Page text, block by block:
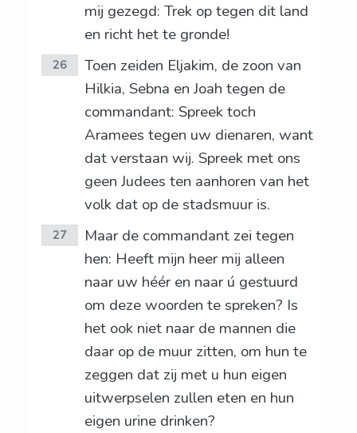
mij gezegd: Trek op tegen dit land
en richt het te gronde!
26
Toen zeiden Eljakim, de zoon van
Hilkia, Sebna en Joah tegen de
commandant: Spreek toch
Aramees tegen uw dienaren, want
dat verstaan wij. Spreek met ons
geen Judees ten aanhoren van het
volk dat op de stadsmuur is.
27
Maar de commandant zei tegen
hen: Heeft mijn heer mij alleen
naar uw héér en naar ú gestuurd
om deze woorden te spreken? Is
het ook niet naar de mannen die
daar op de muur zitten, om hun te
zeggen dat zij met u hun eigen
uitwerpselen zullen eten en hun
eigen urine drinken?